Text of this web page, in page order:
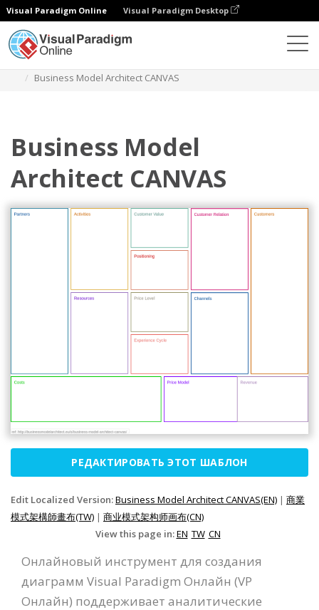
Visual Paradigm Online Visual Paradigm Desktop
Business Model Architect CANVAS
Business Model
Architect CANVAS
РЕДАКТИРОВАТЬ ЭТОТ ШАБЛОН
Edit Localized Version:Business Model Architect CANVAS(EN) | 商業
模式架構師畫布(TW) | 商业模式架构师画布(CN)
View this page in:EN TW CN
Онлайновый инструмент для создания
диаграмм Visual Paradigm Онлайн (VP
Онлайн) поддерживает аналитические